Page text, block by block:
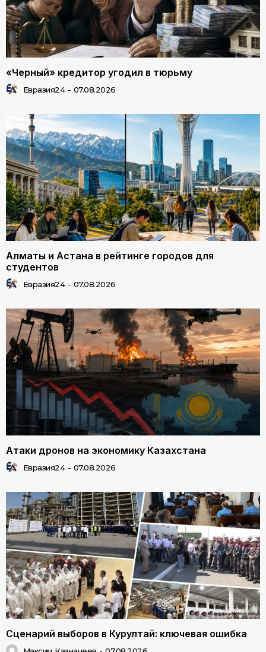
«Черный» кредитор угодил в тюрьму
Евразия24 - 07.08.2026
Алматы и Астана в рейтинге городов для
студентов
Евразия24 - 07.08.2026
Атаки дронов на экономику Казахстана
Евразия24 - 07.08.2026
Сценарий выборов в Курултай: ключевая ошибка